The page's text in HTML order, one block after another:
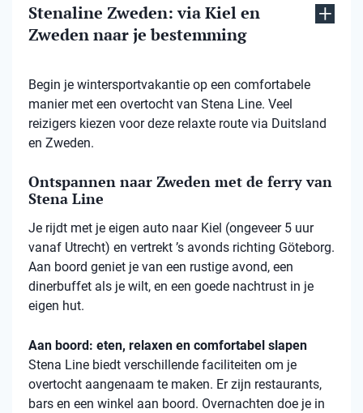
Stenaline Zweden: via Kiel en
Zweden naar je bestemming
Begin je wintersportvakantie op een comfortabele
manier met een overtocht van Stena Line. Veel
reizigers kiezen voor deze relaxte route via Duitsland
en Zweden.
Ontspannen naar Zweden met de ferry van
Stena Line
Je rijdt met je eigen auto naar Kiel (ongeveer 5 uur
vanaf Utrecht) en vertrekt ’s avonds richting Göteborg.
Aan boord geniet je van een rustige avond, een
dinerbuffet als je wilt, en een goede nachtrust in je
eigen hut.
Aan boord: eten, relaxen en comfortabel slapen
Stena Line biedt verschillende faciliteiten om je
overtocht aangenaam te maken. Er zijn restaurants,
bars en een winkel aan boord. Overnachten doe je in